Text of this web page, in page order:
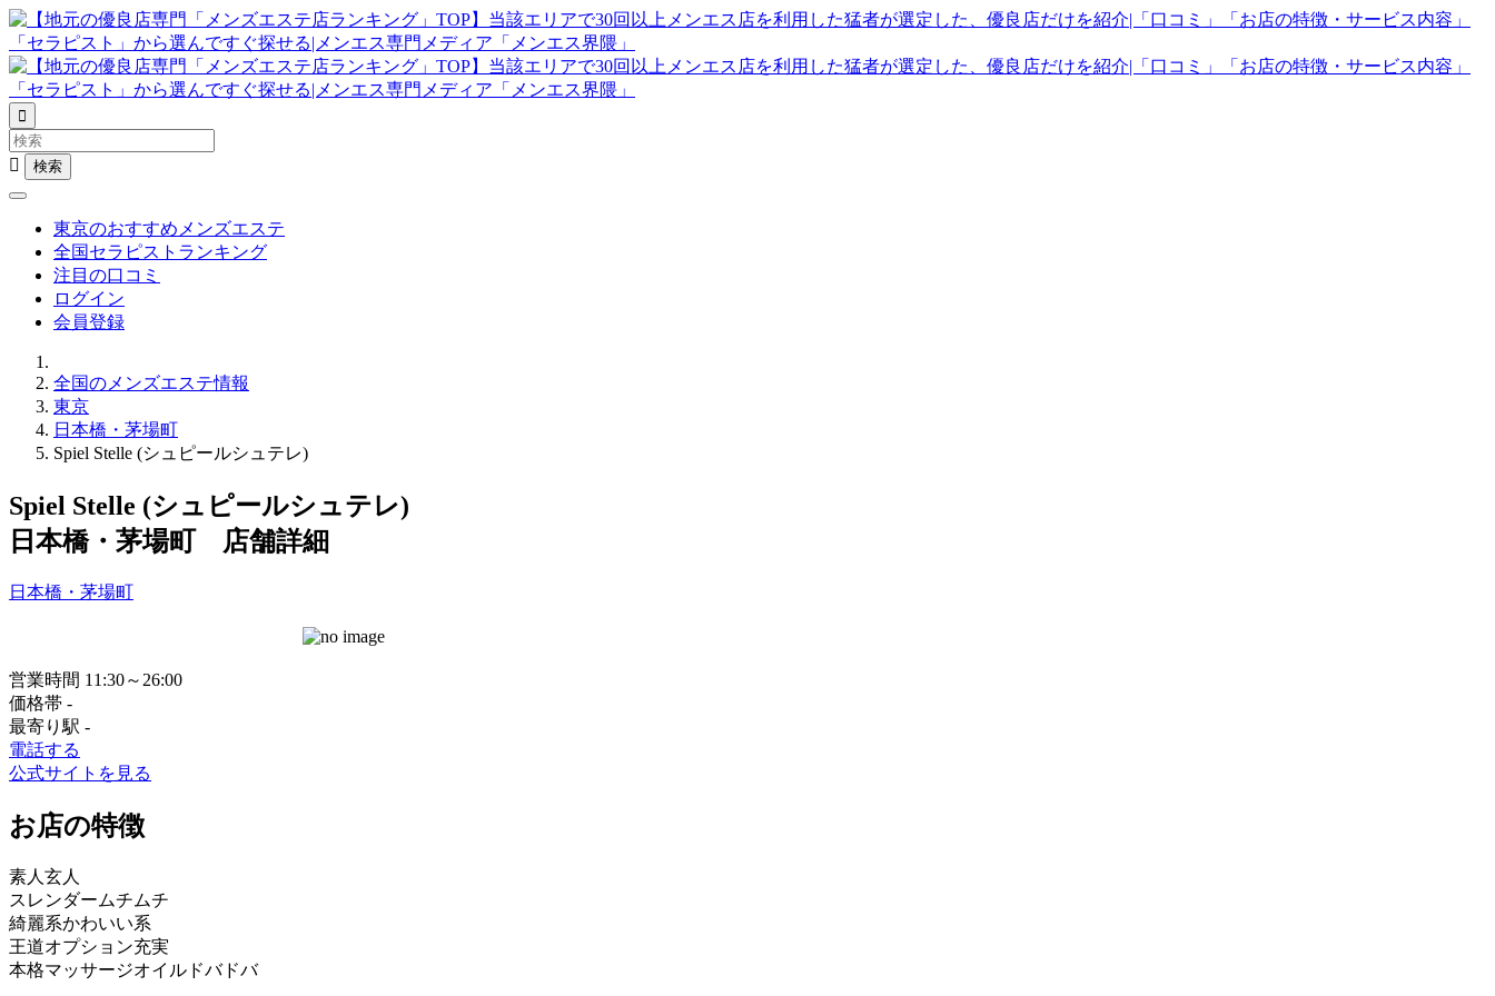


東京のおすすめメンズエステ
全国セラピストランキング
注目の口コミ
ログイン
会員登録
全国のメンズエステ情報
東京
日本橋・茅場町
Spiel Stelle (シュピールシュテレ)
Spiel Stelle (シュピールシュテレ)
日本橋・茅場町 店舗詳細
日本橋・茅場町
営業時間 11:30～26:00
価格帯 -
最寄り駅 -
電話する
公式サイトを見る
お店の特徴
素人 玄人
スレンダー ムチムチ
綺麗系かわいい系
王道オプション充実
本格マッサージオイルドバドバ